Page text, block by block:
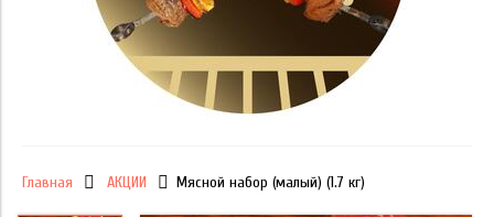
Главная АКЦИИ Мясной набор (малый) (1.7 кг)